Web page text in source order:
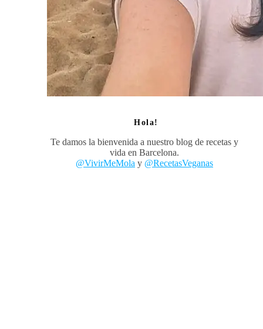
Hola!
Te damos la bienvenida a nuestro blog de recetas y
vida en Barcelona.
@VivirMeMola y @RecetasVeganas